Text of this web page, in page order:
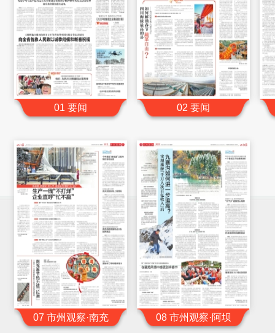
01 要闻 02 要闻
07 市州观察·南充 08 市州观察·阿坝